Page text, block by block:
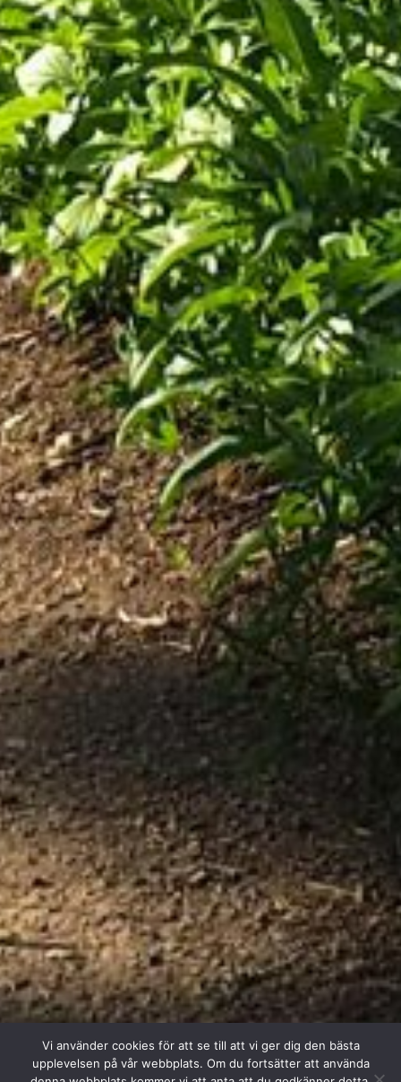
Vi använder cookies för att se till att vi ger dig den bästa
upplevelsen på vår webbplats. Om du fortsätter att använda